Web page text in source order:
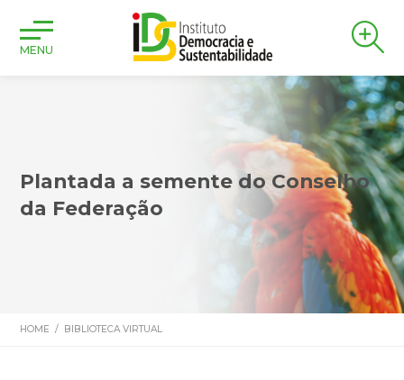
MENU
Plantada a semente do Conselho
da Federação
HOME / BIBLIOTECA VIRTUAL